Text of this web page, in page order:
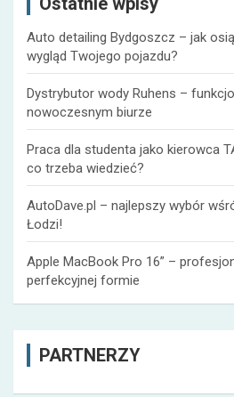
Auto detailing Bydgoszcz – jak
wygląd Twojego pojazdu?
Dystrybutor wody Ruhens –
nowoczesnym biurze
Praca dla studenta jako kierowca
co trzeba wiedzieć?
AutoDave.pl – najlepszy wybór
Łodzi!
Apple MacBook Pro 16” –
perfekcyjnej formie
PARTNERZY